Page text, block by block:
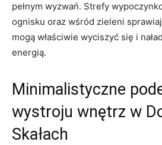
pełnym wyzwań. Strefy
ognisku ‍oraz​ wśród zieleni
mogą ⁣właściwie ‍wyciszyć się i
energią.
Minimalistyczne
wystroju wnętrz w⁣
Skałach